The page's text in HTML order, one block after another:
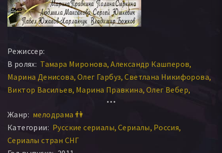
Режиссер:
В ролях: Тамара Миронова Александр Кашперов
Марина Денисова Олег Гарбуз Светлана Никифорова
Виктор Васильев Марина Правкина Олег Вебер
Роман Подоляко
Олег Ткачёв Александр Касаткин
Полина Сыркина Дмитрий Мухин Алёна Козырева
Зинаида Зубкова Олег Коц
Жанр: мелодрама 👫
Категории: Русские сериалы Сериалы Россия
Сериалы стран СНГ